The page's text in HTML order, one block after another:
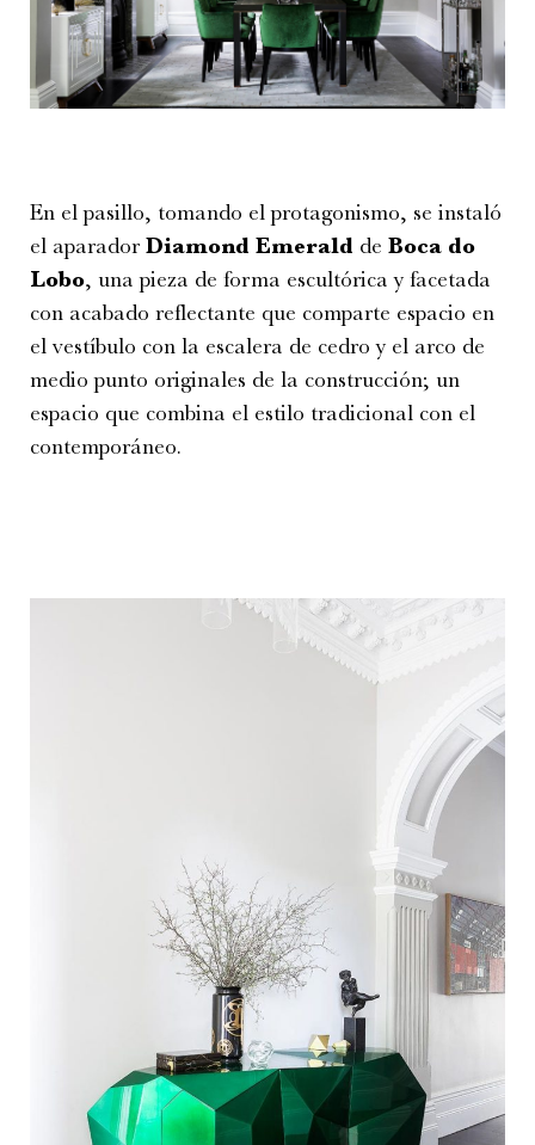
En el pasillo, tomando el protagonismo, se instaló
el aparador Diamond Emerald de Boca do
Lobo, una pieza de forma escultórica y facetada
con acabado reflectante que comparte espacio en
el vestíbulo con la escalera de cedro y el arco de
medio punto originales de la construcción; un
espacio que combina el estilo tradicional con el
contemporáneo.